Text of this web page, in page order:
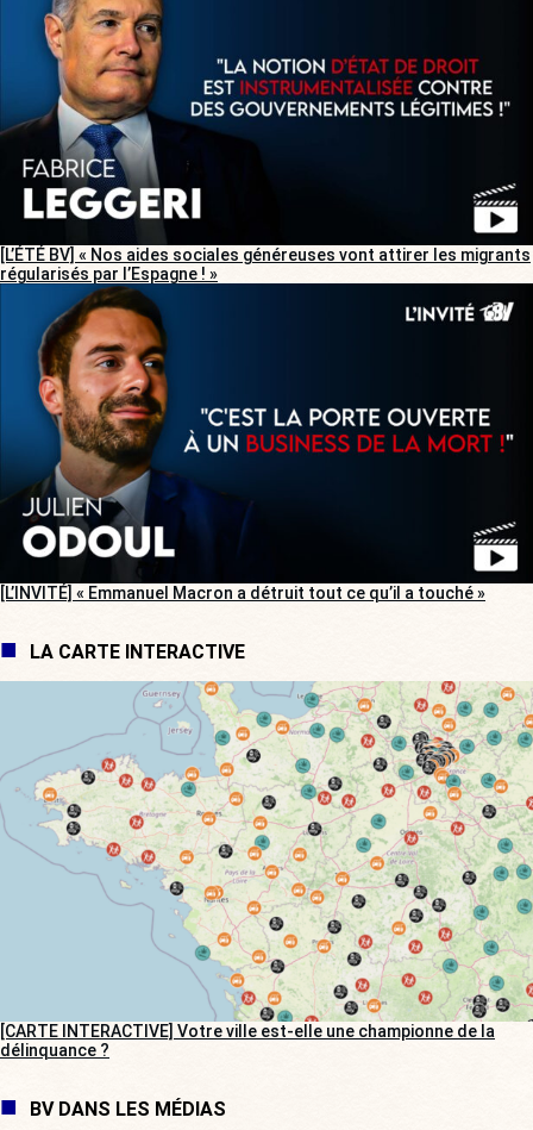
[L’ÉTÉ BV] « Nos aides sociales généreuses vont attirer les migrants
régularisés par l’Espagne ! »
[L’INVITÉ] « Emmanuel Macron a détruit tout ce qu’il a touché »
LA CARTE INTERACTIVE
[CARTE INTERACTIVE] Votre ville est-elle une championne de la
délinquance ?
BV DANS LES MÉDIAS